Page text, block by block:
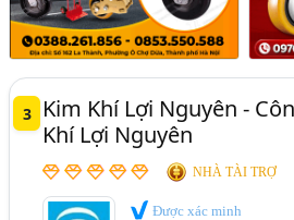
3
Kim Khí Lợi Nguyên -
Khí Lợi Nguyên
NHÀ TÀI TRỢ
Được xác minh